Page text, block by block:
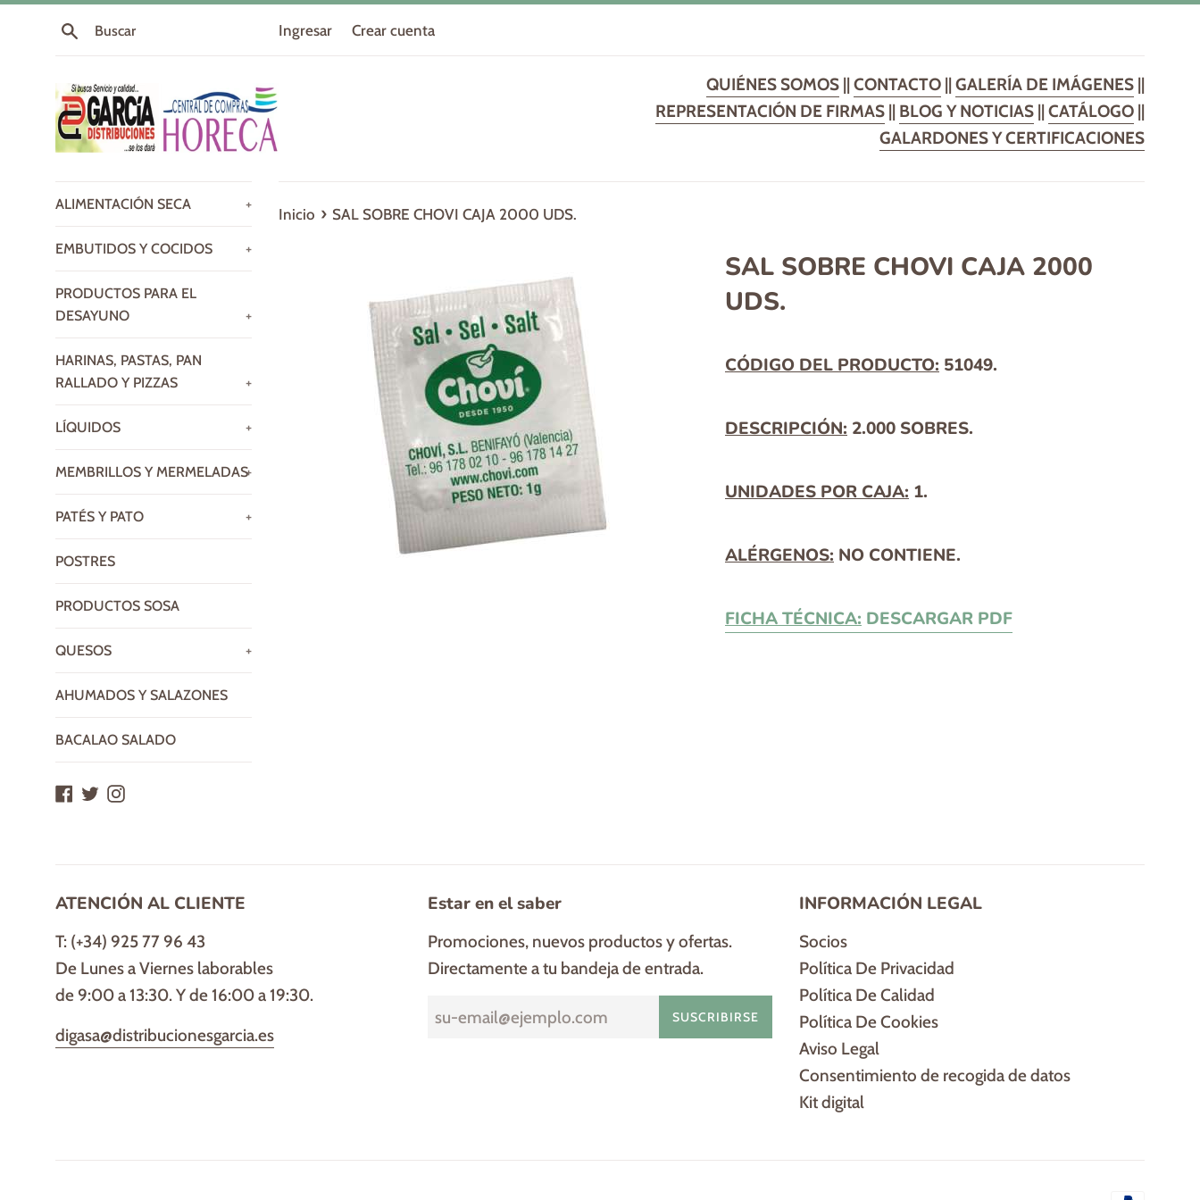
directamente
contenido
Buscar Ingresar Crear cuenta
QUIÉNES SOMOS || CONTACTO || GALERÍA DE IMÁGENES ||
REPRESENTACIÓN DE FIRMAS || BLOG Y NOTICIAS || CATÁLOGO ||
GALARDONES Y CERTIFICACIONES
ALIMENTACIÓN SECA +
EMBUTIDOS Y COCIDOS +
PRODUCTOS PARA EL
DESAYUNO
+
HARINAS, PASTAS, PAN
RALLADO Y PIZZAS
+
LÍQUIDOS +
MEMBRILLOS Y MERMELADAS+
PATÉS Y PATO +
POSTRES
PRODUCTOS SOSA
QUESOS +
AHUMADOS Y SALAZONES
BACALAO SALADO
Facebook
TwitterInstagram
Inicio › SAL SOBRE CHOVI CAJA 2000 UDS.
SAL SOBRE CHOVI CAJA 2000
UDS.
Precio
CÓDIGO DEL PRODUCTO: 51049.
DESCRIPCIÓN: 2.000 SOBRES.
UNIDADES POR CAJA: 1.
ALÉRGENOS: NO CONTIENE.
FICHA TÉCNICA: DESCARGAR PDF
ATENCIÓN AL CLIENTE
T: (+34) 925 77 96 43
De Lunes a Viernes laborables
de 9:00 a 13:30. Y de 16:00 a 19:30.
digasa@distribucionesgarcia.es
Estar en el saber
Promociones, nuevos productos y ofertas.
Directamente a tu bandeja de entrada.
SUSCRIBIRSE
INFORMACIÓN LEGAL
Socios
Política De Privacidad
Política De Calidad
Política De Cookies
Aviso Legal
Consentimiento de recogida de datos
Kit digital